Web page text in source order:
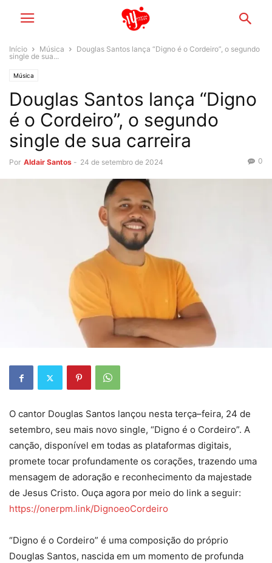
Início Música
Douglas Santos lança “Digno é o Cordeiro”, o segundo
single de sua...
Música
Douglas Santos lança “Digno
é o Cordeiro”, o segundo
single de sua carreira
Por Aldair Santos - 24 de setembro de 2024 0
O cantor Douglas Santos lançou nesta terça–feira, 24 de
setembro, seu mais novo single, “Digno é o Cordeiro”. A
canção, disponível em todas as plataformas digitais,
promete tocar profundamente os corações, trazendo uma
mensagem de adoração e reconhecimento da majestade
de Jesus Cristo. Ouça agora por meio do link a seguir:
https://onerpm.link/DignoeoCordeiro
“Digno é o Cordeiro” é uma composição do próprio
Douglas Santos, nascida em um momento de profunda